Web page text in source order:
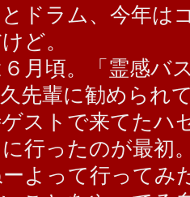
ドラム、今年は
ど。
月頃。「霊感バ
先輩に勧められ
ストで来てたハ
行ったのが最初
よって行ってみ